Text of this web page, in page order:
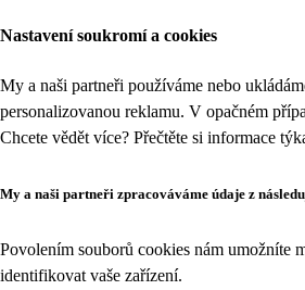
Nastavení soukromí a cookies
My a naši partneři používáme nebo
personalizovanou reklamu. V opačném
Chcete vědět více? Přečtěte si informace
My a naši partneři zpracováváme údaje z
Povolením souborů cookies nám umožníte
identifikovat vaše zařízení.